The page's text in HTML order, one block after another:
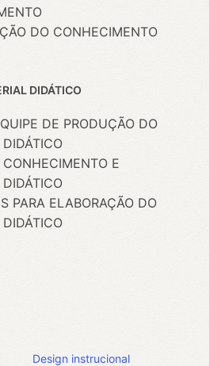
DO CONHECIMENTO
DIDÁTICO
DE PRODUÇÃO DO
CONHECIMENTO E
PARA ELABORAÇÃO DO
Design instrucional